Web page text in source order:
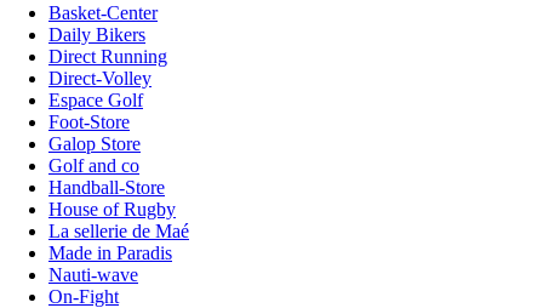
Basket-Center
Daily Bikers
Direct Running
Direct-Volley
Espace Golf
Foot-Store
Galop Store
Golf and co
Handball-Store
House of Rugby
La sellerie de Maé
Made in Paradis
Nauti-wave
On-Fight